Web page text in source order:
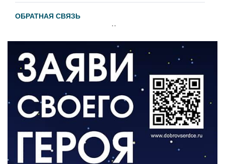
ОБРАТНАЯ СВЯЗЬ
Администрация онлайн
ВЛАСТЬ
День памяти и «Симфония народов»
06.08.2026
Новый настил на экотропе
05.08.2026